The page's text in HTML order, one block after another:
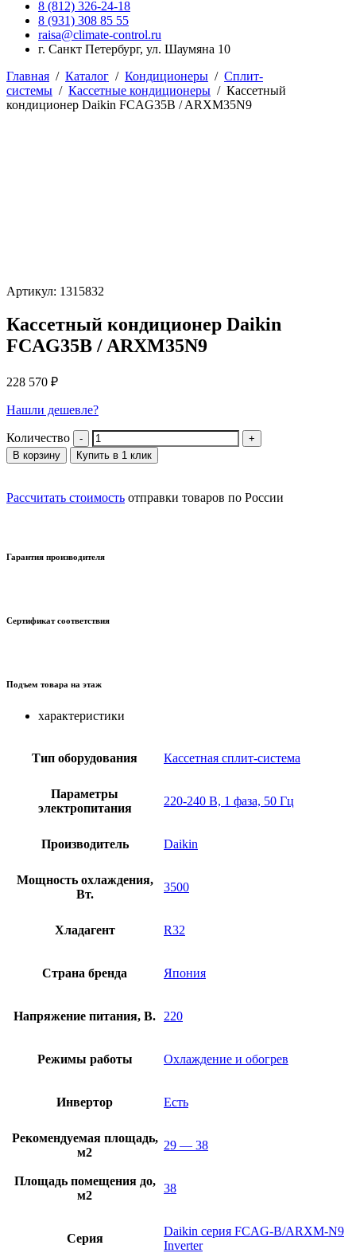
8 (812) 326-24-18
8 (931) 308 85 55
raisa@climate-control.ru
г. Санкт Петербург, ул. Шаумяна 10
Главная / Каталог / Кондиционеры / Сплит-
системы / Кассетные кондиционеры / Кассетный
кондиционер Daikin FCAG35B / ARXM35N9
Артикул: 1315832
Кассетный кондиционер Daikin
FCAG35B / ARXM35N9
228 570 ₽
Нашли дешевле?
Количество
В корзину Купить в 1 клик
Рассчитать стоимость отправки товаров по России
Гарантия производителя
Сертификат соответствия
Подъем товара на этаж
характеристики
Тип оборудования Кассетная сплит-система
Параметры
электропитания
220-240 В, 1 фаза, 50 Гц
Производитель Daikin
Мощность охлаждения,
Вт.
3500
Хладагент R32
Страна бренда Япония
Напряжение питания, В. 220
Режимы работы Охлаждение и обогрев
Инвертор Есть
Рекомендуемая площадь,
м2
29 — 38
Площадь помещения до,
м2
38
Серия
Daikin серия FCAG-B/ARXM-N9
Inverter